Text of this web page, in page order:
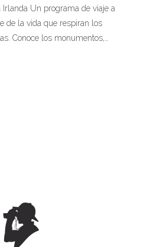
Irlanda Un programa de viaje a
de la vida que respiran los
Conoce los monumentos,…